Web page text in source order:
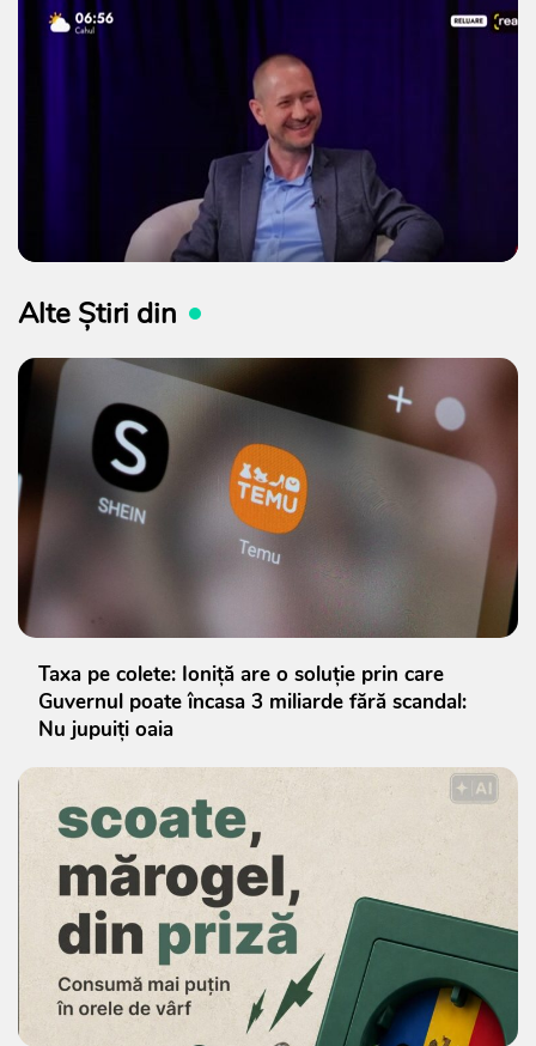
Alte Știri din
Taxa pe colete: Ioniță are o soluție prin care
Guvernul poate încasa 3 miliarde fără scandal:
Nu jupuiți oaia